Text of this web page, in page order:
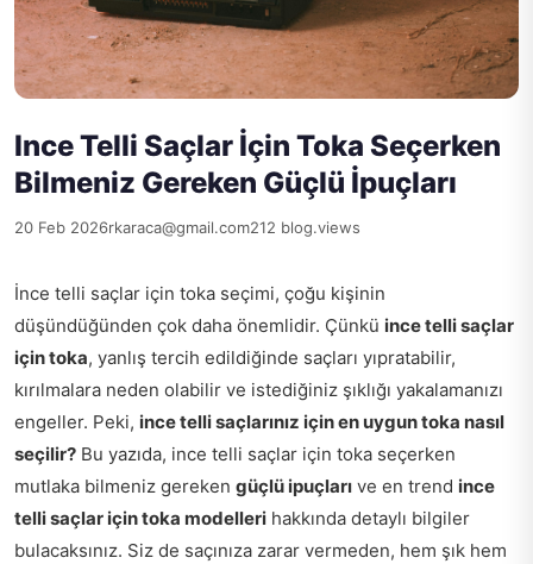
Ince Telli Saçlar İçin Toka Seçerken
Bilmeniz Gereken Güçlü İpuçları
20 Feb 2026rkaraca@gmail.com212 blog.views
İnce telli saçlar için toka seçimi, çoğu kişinin
düşündüğünden çok daha önemlidir. Çünkü ince telli saçlar
için toka, yanlış tercih edildiğinde saçları yıpratabilir,
kırılmalara neden olabilir ve istediğiniz şıklığı yakalamanızı
engeller. Peki, ince telli saçlarınız için en uygun toka nasıl
seçilir? Bu yazıda, ince telli saçlar için toka seçerken
mutlaka bilmeniz gereken güçlü ipuçları ve en trend ince
telli saçlar için toka modelleri hakkında detaylı bilgiler
bulacaksınız. Siz de saçınıza zarar vermeden, hem şık hem